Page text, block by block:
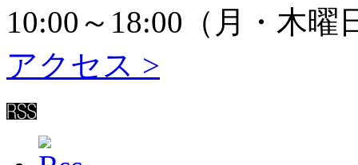
10:00～18:00（月・木
アクセス >